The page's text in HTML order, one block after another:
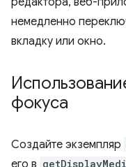
немедленно
вкладку или окно.
фокуса
Создайте экземпляр
его в